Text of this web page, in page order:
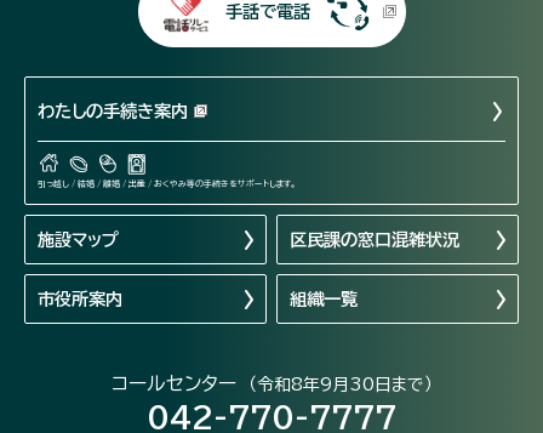
手話で電話
わたしの手続き案内
引っ越し / 結婚 / 離婚 / 出産 / おくやみ等の手続きをサポートします。
施設マップ 区民課の窓口混雑状況
市役所案内 組織一覧
コールセンター （令和8年9月30日まで）
042-770-7777